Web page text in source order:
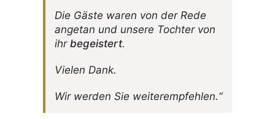
Die Gäste waren von der Rede
angetan und unsere Tochter von
ihr begeis­tert.
Vielen Dank.
Wir werden Sie weiterempfehlen.“